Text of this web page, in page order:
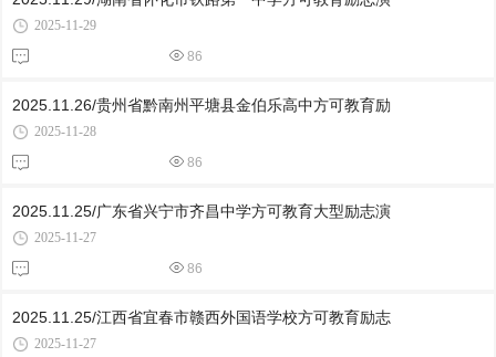
2025-11-29
86
2025.11.26/贵州省黔南州平塘县金伯乐高中方可教育励
2025-11-28
86
2025.11.25/广东省兴宁市齐昌中学方可教育大型励志演
2025-11-27
86
2025.11.25/江西省宜春市赣西外国语学校方可教育励志
2025-11-27